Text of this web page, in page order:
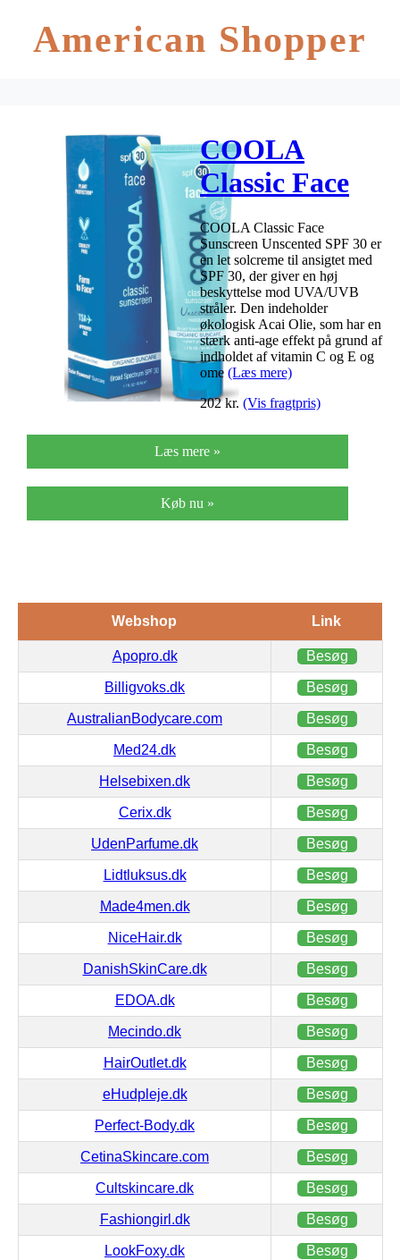
American Shopper
COOLA
Classic Face
Sunscreen
Unscented
SPF 30 – 50
ml
COOLA Classic Face
Sunscreen Unscented SPF 30 er
en let solcreme til ansigtet med
SPF 30, der giver en høj
beskyttelse mod UVA/UVB
stråler. Den indeholder
økologisk Acai Olie, som har en
stærk anti-age effekt på grund af
indholdet af vitamin C og E og
ome (Læs mere)
202 kr. (Vis fragtpris)
Læs mere »
Køb nu »
Webshop Link
Apopro.dk Besøg
Billigvoks.dk Besøg
AustralianBodycare.com Besøg
Med24.dk Besøg
Helsebixen.dk Besøg
Cerix.dk Besøg
UdenParfume.dk Besøg
Lidtluksus.dk Besøg
Made4men.dk Besøg
NiceHair.dk Besøg
DanishSkinCare.dk Besøg
EDOA.dk Besøg
Mecindo.dk Besøg
HairOutlet.dk Besøg
eHudpleje.dk Besøg
Perfect-Body.dk Besøg
CetinaSkincare.com Besøg
Cultskincare.dk Besøg
Fashiongirl.dk Besøg
LookFoxy.dk Besøg